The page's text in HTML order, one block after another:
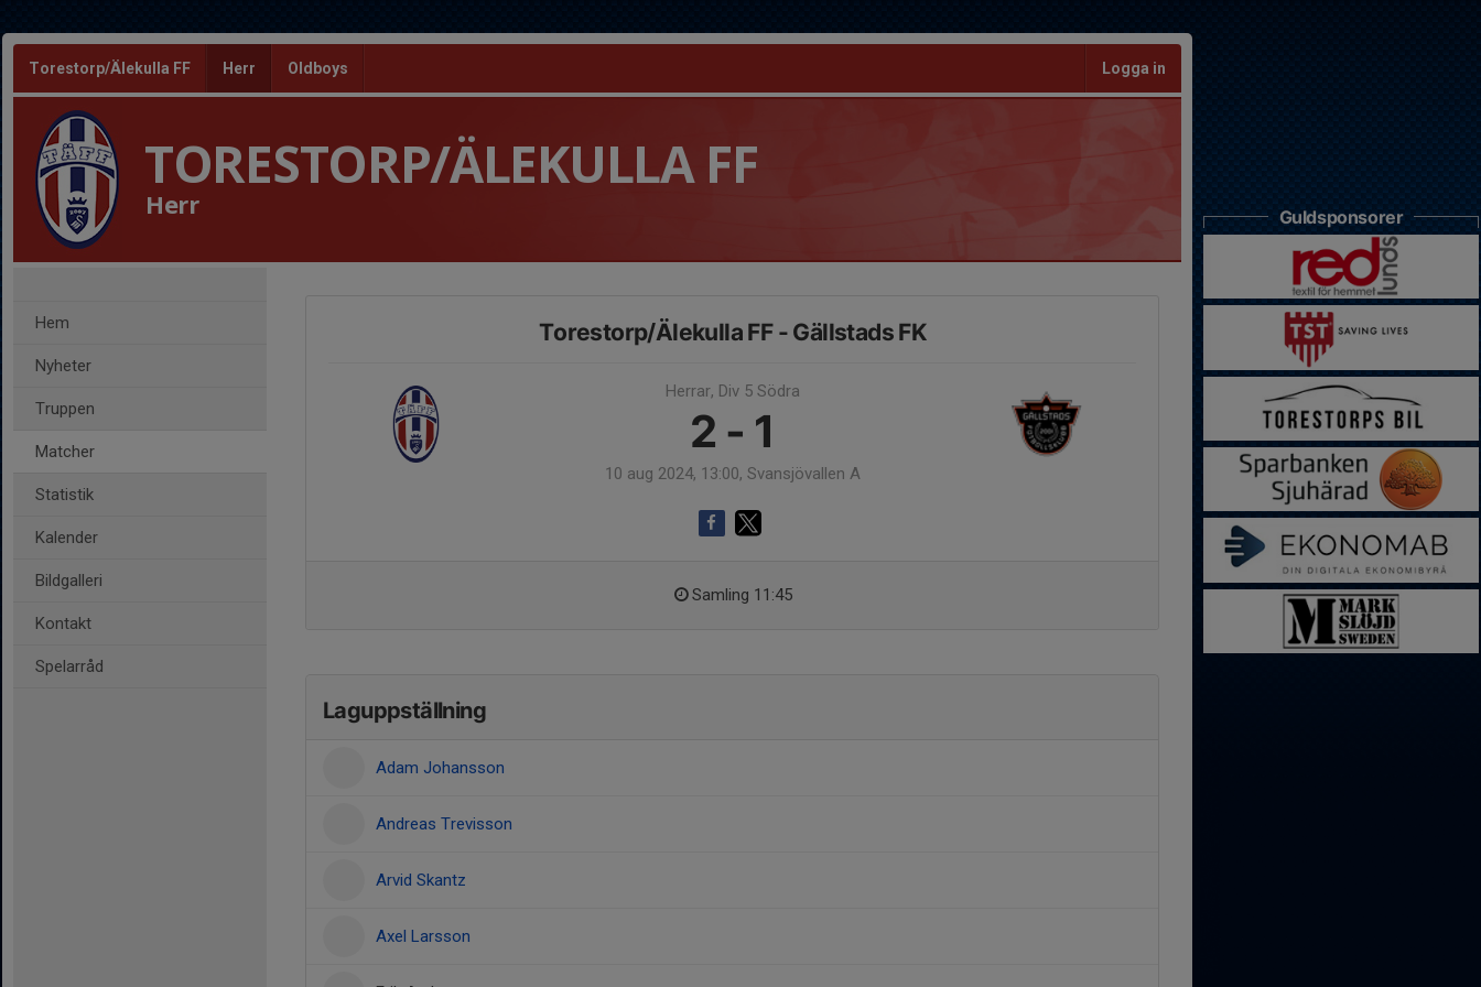
Torestorp/Älekulla FF Herr Oldboys Logga in
TORESTORP/ÄLEKULLA FF
Herr
Hem
Nyheter
Truppen
Matcher
Statistik
Kalender
Bildgalleri
Kontakt
Spelarråd
Torestorp/Älekulla FF - Gällstads FK
Herrar, Div 5 Södra
2 - 1
10 aug 2024, 13:00, Svansjövallen A
Samling 11:45
Laguppställning
Adam Johansson
Andreas Trevisson
Arvid Skantz
Axel Larsson
Guldsponsorer